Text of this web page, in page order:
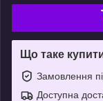
Що таке
Замовлення
Доступна